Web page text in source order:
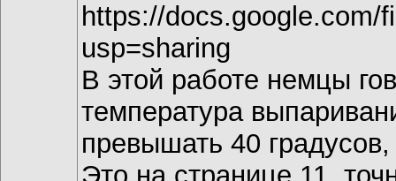
https://docs.google.com/
usp=sharing
В этой работе немцы
температура
превышать 40